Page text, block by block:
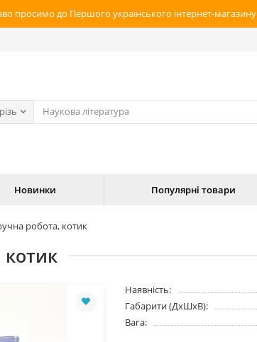
просимо до Першого українського інтернет-магазину
Новинки Популярні товари
робота, котик
Наявність:
Габарити (ДхШхВ):
Вага: